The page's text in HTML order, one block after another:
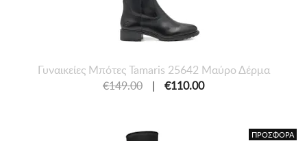
Γυναικείες Mπότες Tamaris 25642 Μαύρο Δέρμα
€149.00
| €110.00
ΠΡΟΣΦΟΡΑ